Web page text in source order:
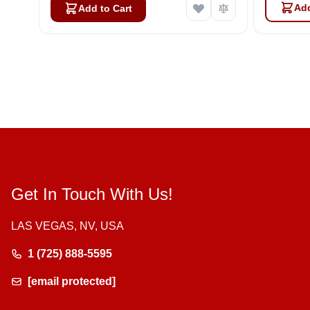
Add to Cart
Get In Touch With Us!
LAS VEGAS, NV, USA
1 (725) 888-5595
[email protected]